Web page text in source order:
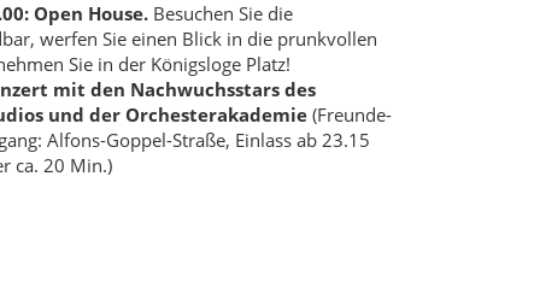
Open House. Besuchen Sie die
werfen Sie einen Blick in die prunkvollen
Sie in der Königsloge Platz!
mit den Nachwuchsstars des
und der Orchesterakademie (Freunde-
Alfons-Goppel-Straße, Einlass ab 23.15
ca. 20 Min.)